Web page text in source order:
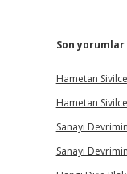
Son yorumlar
Hametan
Hametan
Sanayi
Sanayi